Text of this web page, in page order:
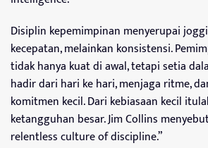
Disiplin kepemimpinan menyerupai
kecepatan, melainkan konsistensi.
tidak hanya kuat di awal, tetapi setia
hadir dari hari ke hari, menjaga ritme,
komitmen kecil. Dari kebiasaan kecil
ketangguhan besar. Jim Collins
relentless culture of discipline.”